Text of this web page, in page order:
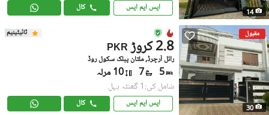
14 ایس ایم ایس کال
مقبول
30
ٹائیٹینیم
PKR 2.8 کروڑ
رائل آرچرڈ, ملتان پبلک سکول روڈ
5
7 10 مرلہ
شامل کی:1 گھنٹہ پہل
ایس ایم ایس کال